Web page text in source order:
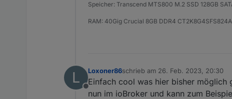
Was verstehst du unter
Speicher: Transcend MTS800 M.2 SSD 128GB
RAM: 40Gig Crucial 8GB DDR4
L
Offline
Loxoner86schrieb am 26. Feb. 2023, 20:30
zuletzt editiert von
Einfach cool was hier bisher möglich
nun im ioBroker und kann zum